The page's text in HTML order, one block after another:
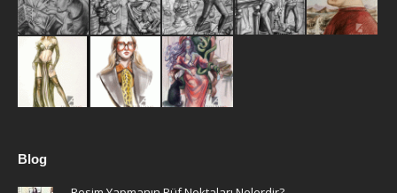
Blog